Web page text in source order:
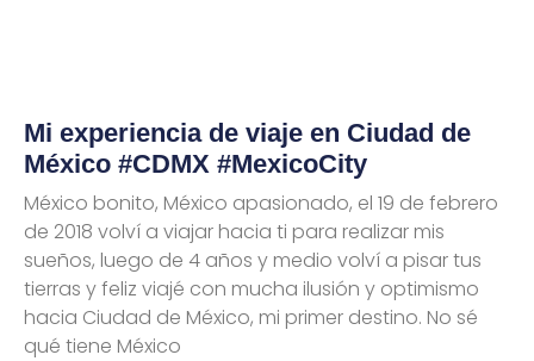
Mi experiencia de viaje en Ciudad de
México #CDMX #MexicoCity
México bonito, México apasionado, el 19 de febrero
de 2018 volví a viajar hacia ti para realizar mis
sueños, luego de 4 años y medio volví a pisar tus
tierras y feliz viajé con mucha ilusión y optimismo
hacia Ciudad de México, mi primer destino. No sé
qué tiene México